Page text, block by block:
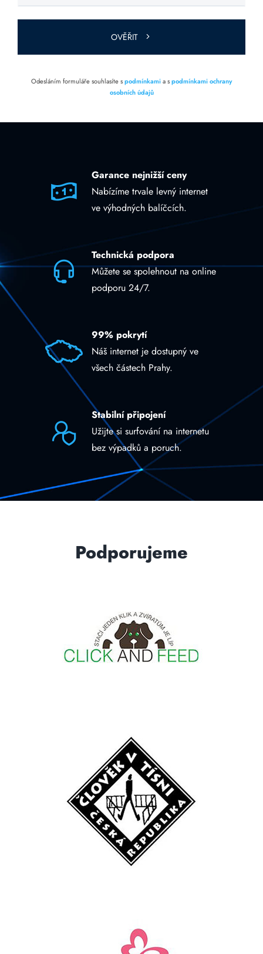
toto pole
prázdné.
OVĚŘIT
Odesláním formuláře souhlasíte spodmínkamia spodmínkami ochrany
osobních údajů
Garance nejnižší ceny
Nabízíme trvale levný internet
ve výhodných balíčcích.
Technická podpora
Můžete se spolehnout na online
podporu 24/7.
99% pokrytí
Náš internet je dostupný ve
všech částech Prahy.
Stabilní připojení
Užijte si surfování na internetu
bez výpadků a poruch.
Podporujeme